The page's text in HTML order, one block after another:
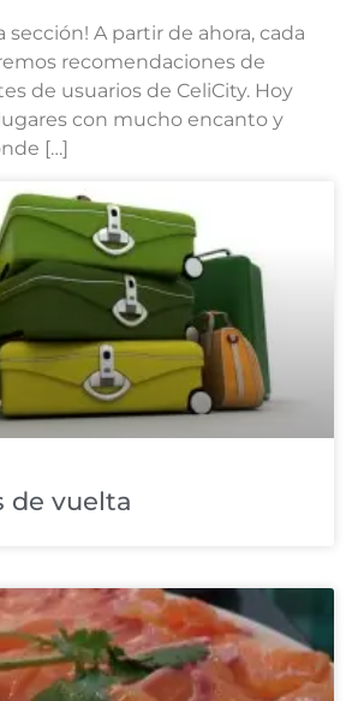
sección! A partir de ahora, cada
recomendaciones de
de usuarios de CeliCity. Hoy
con mucho encanto y
[…]
de vuelta